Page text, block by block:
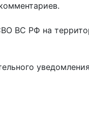
ВС РФ на